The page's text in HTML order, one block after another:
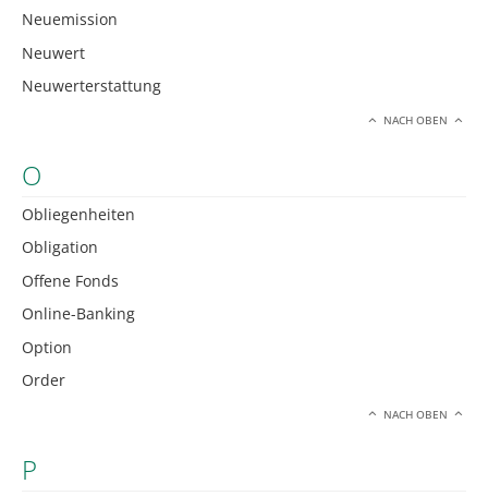
Neuemission
Neuwert
Neuwerterstattung
NACH OBEN
O
Obliegenheiten
Obligation
Offene Fonds
Online-Banking
Option
Order
NACH OBEN
P